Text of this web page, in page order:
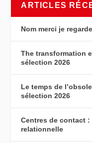
ARTICLES
Nom merci je
The transformation
sélection 2026
Le temps de
sélection 2026
Centres de contact
relationnelle